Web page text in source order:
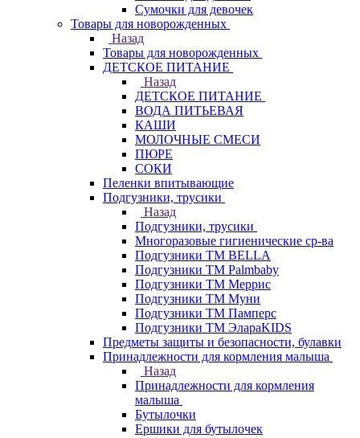
Сумочки для девочек
Товары для новорожденных
Назад
Товары для новорожденных
ДЕТСКОЕ ПИТАНИЕ
Назад
ДЕТСКОЕ ПИТАНИЕ
ВОДА ПИТЬЕВАЯ
КАШИ
МОЛОЧНЫЕ СМЕСИ
ПЮРЕ
СОКИ
Пеленки впитывающие
Подгузники, трусики
Назад
Подгузники, трусики
Многоразовые гигиенические ср-ва
Подгузники ТМ BELLA
Подгузники ТМ Palmbaby
Подгузники ТМ Меррис
Подгузники ТМ Муни
Подгузники ТМ Памперс
Подгузники ТМ ЭлараKIDS
Предметы защиты и безопасности, булавки
Принадлежности для кормления малыша
Назад
Принадлежности для кормления
малыша
Бутылочки
Ершики для бутылочек